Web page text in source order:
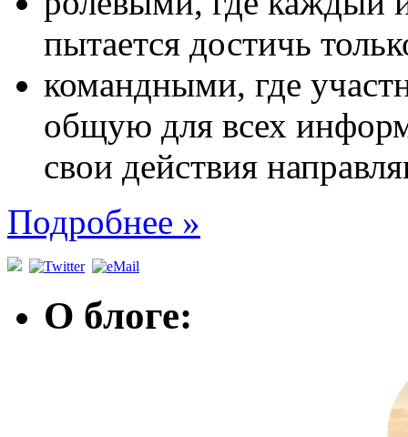
пытается достичь
командными, где
общую для всех
свои действия
Подробнее »
О блоге: